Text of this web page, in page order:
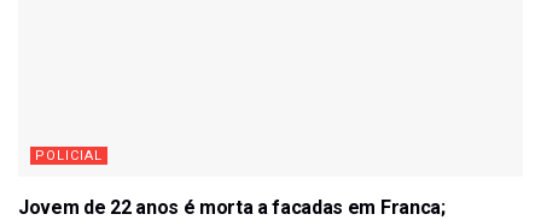
POLICIAL
Jovem de 22 anos é morta a facadas em Franca;